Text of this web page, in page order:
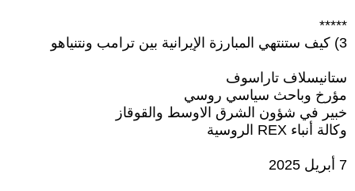
*****
3) كيف ستنتهي المبارزة الإيرانية بين ترامب ونتنياهو
ستانيسلاف تاراسوف
مؤرخ وباحث سياسي روسي
خبير في شؤون الشرق الاوسط والقوقاز
وكالة أنباء REX الروسية
7 أبريل 2025